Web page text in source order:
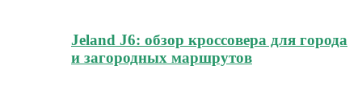
Jeland J6: обзор кроссовера для города
и загородных маршрутов